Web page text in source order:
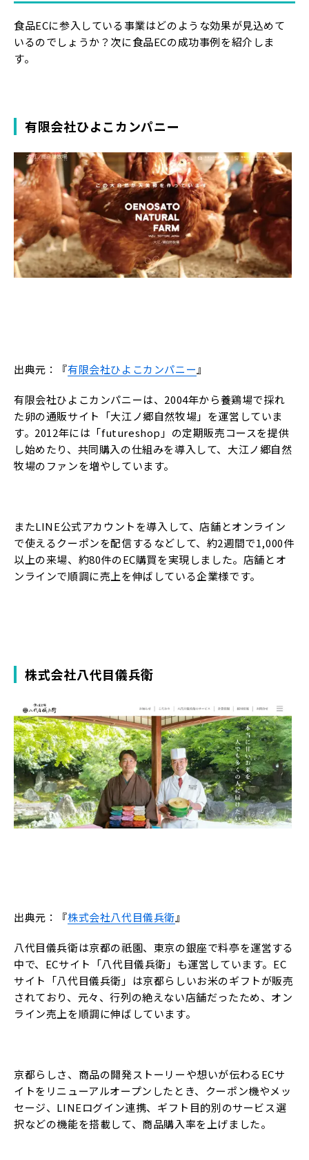
食品ECに参入している事業はどのような効果が見込めて
いるのでしょうか？次に食品ECの成功事例を紹介しま
す。
有限会社ひよこカンパニー
出典元：『有限会社ひよこカンパニー』
有限会社ひよこカンパニーは、2004年から養鶏場で採れ
た卵の通販サイト「大江ノ郷自然牧場」を運営していま
す。2012年には「futureshop」の定期販売コースを提供
し始めたり、共同購入の仕組みを導入して、大江ノ郷自然
牧場のファンを増やしています。
またLINE公式アカウントを導入して、店舗とオンライン
で使えるクーポンを配信するなどして、約2週間で1,000件
以上の来場、約80件のEC購買を実現しました。店舗とオ
ンラインで順調に売上を伸ばしている企業様です。
株式会社八代目儀兵衛
出典元：『株式会社八代目儀兵衛』
八代目儀兵衛は京都の祇園、東京の銀座で料亭を運営する
中で、ECサイト「八代目儀兵衛」も運営しています。EC
サイト「八代目儀兵衛」は京都らしいお米のギフトが販売
されており、元々、行列の絶えない店舗だったため、オン
ライン売上を順調に伸ばしています。
京都らしさ、商品の開発ストーリーや想いが伝わるECサ
イトをリニューアルオープンしたとき、クーポン機やメッ
セージ、LINEログイン連携、ギフト目的別のサービス選
択などの機能を搭載して、商品購入率を上げました。